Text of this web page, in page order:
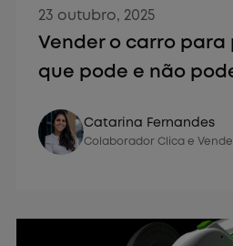
23 outubro, 2025
Vender o carro para
que pode e não
Catarina Fernandes
Colaborador Clica e